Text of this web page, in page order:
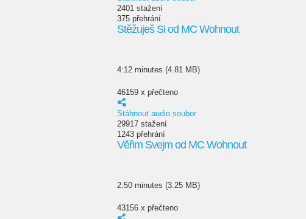
2401 stažení
375 přehrání
Stěžuješ Si od MC Wohnout
4:12 minutes (4.81 MB)
46159 x přečteno
Stáhnout audio soubor
29917 stažení
1243 přehrání
Věřim Svejm od MC Wohnout
2:50 minutes (3.25 MB)
43156 x přečteno